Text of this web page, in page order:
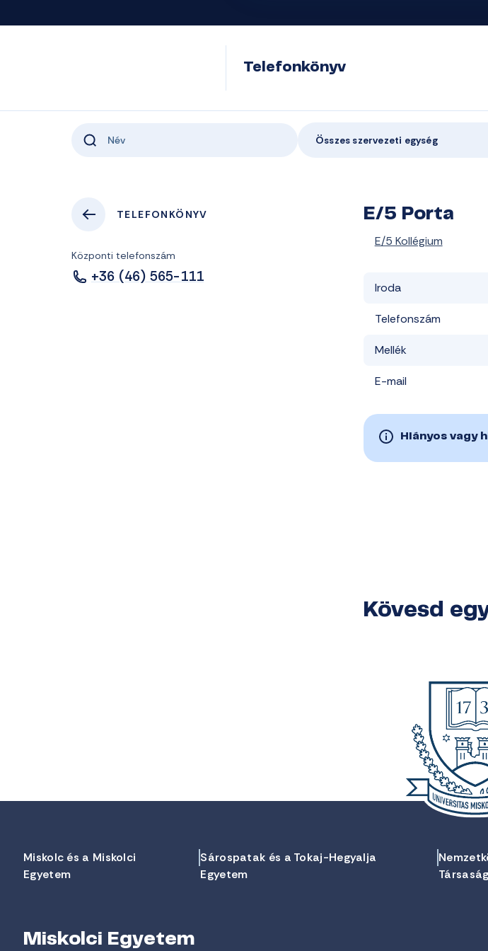
Telefonkönyv
Összes szervezeti egység
TELEFONKÖNYV
Központi telefonszám
+36 (46) 565-111
E/5 Porta
E/5 Kollégium
Iroda
Telefonszám
Mellék
E-mail
Hiányos vagy
Kövesd
Miskolc és a Miskolci
Egyetem
Sárospatak és a Tokaj-Hegyalja
Egyetem
Társaság
Miskolci Egyetem